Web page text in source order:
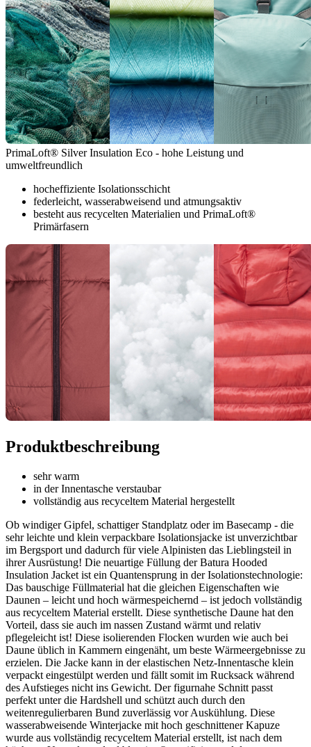
PrimaLoft® Silver Insulation Eco - hohe Leistung und
umweltfreundlich
hocheffiziente Isolationsschicht
federleicht, wasserabweisend und atmungsaktiv
besteht aus recycelten Materialien und PrimaLoft®
Primärfasern
Produktbeschreibung
sehr warm
in der Innentasche verstaubar
vollständig aus recyceltem Material hergestellt
Ob windiger Gipfel, schattiger Standplatz oder im Basecamp - die
sehr leichte und klein verpackbare Isolationsjacke ist unverzichtbar
im Bergsport und dadurch für viele Alpinisten das Lieblingsteil in
ihrer Ausrüstung! Die neuartige Füllung der Batura Hooded
Insulation Jacket ist ein Quantensprung in der Isolationstechnologie:
Das bauschige Füllmaterial hat die gleichen Eigenschaften wie
Daunen – leicht und hoch wärmespeichernd – ist jedoch vollständig
aus recyceltem Material erstellt. Diese synthetische Daune hat den
Vorteil, dass sie auch im nassen Zustand wärmt und relativ
pflegeleicht ist! Diese isolierenden Flocken wurden wie auch bei
Daune üblich in Kammern eingenäht, um beste Wärmeergebnisse zu
erzielen. Die Jacke kann in der elastischen Netz-Innentasche klein
verpackt eingestülpt werden und fällt somit im Rucksack während
des Aufstieges nicht ins Gewicht. Der figurnahe Schnitt passt
perfekt unter die Hardshell und schützt auch durch den
weitenregulierbaren Bund zuverlässig vor Auskühlung. Diese
wasserabweisende Winterjacke mit hoch geschnittener Kapuze
wurde aus vollständig recyceltem Material erstellt, ist nach dem